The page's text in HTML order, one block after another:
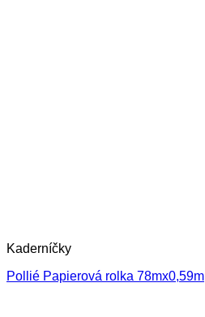
Kaderníčky
Pollié Papierová rolka 78mx0,59m